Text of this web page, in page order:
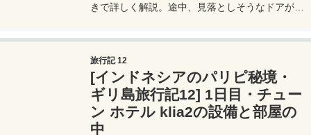
きで詳しく解説。途中、見落としそうなドアがあ
旅行記 12
[インドネシアのパリピ秘境・
ギリ島旅行記12] 1日目・チュー
ン ホテル klia2の設備と部屋の
中